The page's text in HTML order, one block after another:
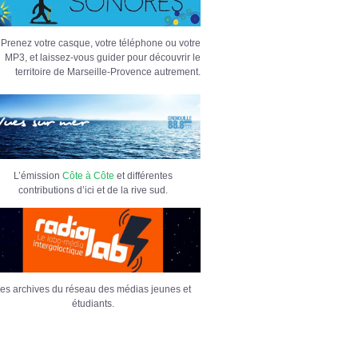
Prenez votre casque, votre téléphone ou votre
MP3, et laissez-vous guider pour découvrir le
territoire de Marseille-Provence autrement.
L’émission Côte à Côte et différentes
contributions d’ici et de la rive sud.
archives du réseau des médias jeunes et
étudiants.